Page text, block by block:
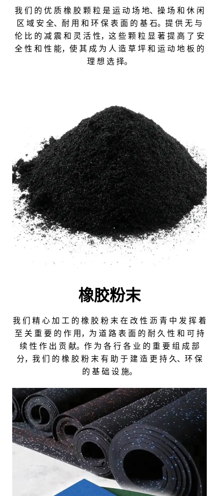
我 们 的 优 质 橡 胶 颗 粒 是 运 动 场 地、操 场 和 休 闲
区 域 安 全、耐 用 和 环 保 表 面 的 基 石。提 供 无 与
伦 比 的 减 震 和 灵 活 性，这 些 颗 粒 显 著 提 高 了 安
全 性 和 性 能，使 其 成 为 人 造 草 坪 和 运 动 地 板 的
理 想 选 择。
橡胶粉末
我 们 精 心 加 工 的 橡 胶 粉 末 在 改 性 沥 青 中 发 挥 着
至 关 重 要 的 作 用，为 道 路 表 面 的 耐 久 性 和 可 持
续 性 作 出 贡 献。作 为 各 行 各 业 的 重 要 组 成 部
分，我 们 的 橡 胶 粉 末 有 助 于 建 造 更 持 久、环 保
的 基 础 设 施。